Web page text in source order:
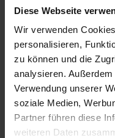
Diese Webseite
Wir verwenden
personalisieren,
zu können und die
analysieren.
Verwendung unserer
soziale Medien,
Partner führen diese
weiteren Daten
Auf der Grundlage
amtlichen Statistik
griechischen
Bildungsexpansion
die
regionaler
dargestellt und in